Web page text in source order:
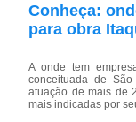
Conheça:
para obra
A onde tem
conceituada de
atuação de mais de
mais indicadas por